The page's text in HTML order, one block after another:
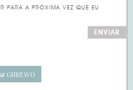
PARA A PRÓXIMA VEZ QUE EU
GUSTAVO